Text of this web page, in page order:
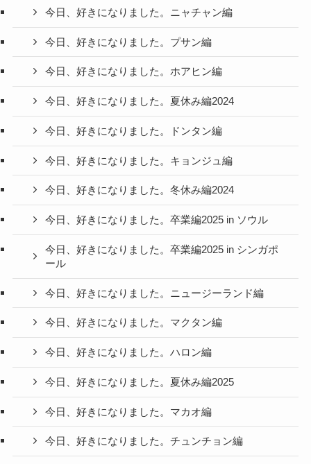
今日、好きになりました。ニャチャン編
今日、好きになりました。プサン編
今日、好きになりました。ホアヒン編
今日、好きになりました。夏休み編2024
今日、好きになりました。ドンタン編
今日、好きになりました。キョンジュ編
今日、好きになりました。冬休み編2024
今日、好きになりました。卒業編2025 in ソウル
今日、好きになりました。卒業編2025 in シンガポ
ール
今日、好きになりました。ニュージーランド編
今日、好きになりました。マクタン編
今日、好きになりました。ハロン編
今日、好きになりました。夏休み編2025
今日、好きになりました。マカオ編
今日、好きになりました。チュンチョン編